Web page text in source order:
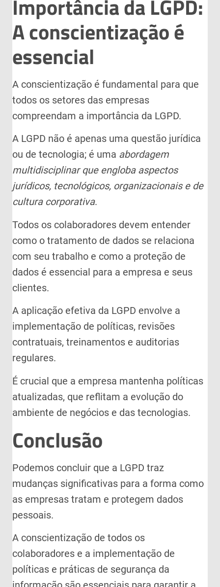
Importância da LGPD:
A conscientização é
essencial
A conscientização é fundamental para que
todos os setores das empresas
compreendam a importância da LGPD.
A LGPD não é apenas uma questão jurídica
ou de tecnologia; é uma abordagem
multidisciplinar que engloba aspectos
jurídicos, tecnológicos, organizacionais e de
cultura corporativa.
Todos os colaboradores devem entender
como o tratamento de dados se relaciona
com seu trabalho e como a proteção de
dados é essencial para a empresa e seus
clientes.
A aplicação efetiva da LGPD envolve a
implementação de políticas, revisões
contratuais, treinamentos e auditorias
regulares.
É crucial que a empresa mantenha políticas
atualizadas, que reflitam a evolução do
ambiente de negócios e das tecnologias.
Conclusão
Podemos concluir que a LGPD traz
mudanças significativas para a forma como
as empresas tratam e protegem dados
pessoais.
A conscientização de todos os
colaboradores e a implementação de
políticas e práticas de segurança da